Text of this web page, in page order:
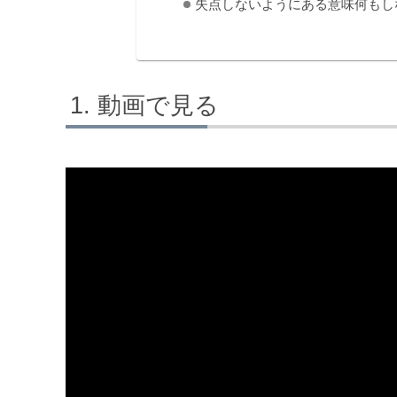
失点しないようにある意味何も
動画で見る